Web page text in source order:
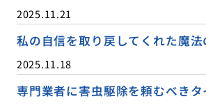
2025.11.21
私の自信を取り戻してくれた魔
2025.11.18
専門業者に害虫駆除を頼むべき